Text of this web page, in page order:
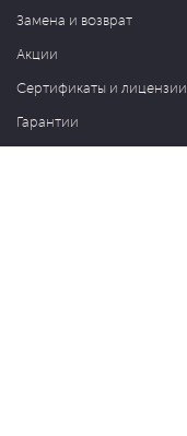
Замена и возврат
Акции
Сертификаты и лицензии
Гарантии